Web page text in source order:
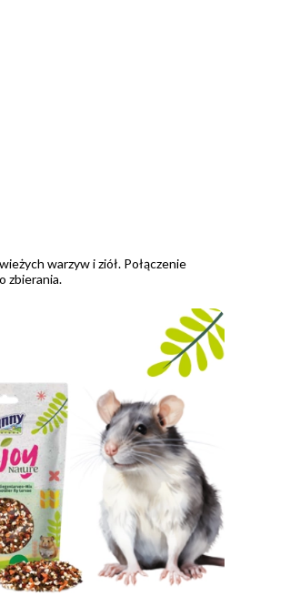
warzyw i ziół. Połączenie
zbierania.